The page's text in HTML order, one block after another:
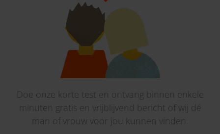
Doe onze korte test en ontvang binnen enkele
minuten gratis en vrijblijvend bericht of wij dé
man of vrouw voor jou kunnen vinden.